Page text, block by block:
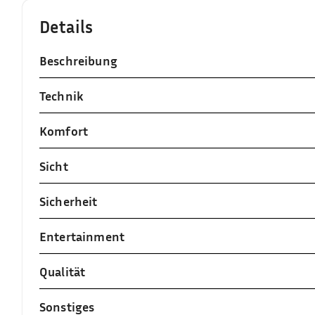
Details
Beschreibung
Technik
Komfort
Sicht
Sicherheit
Entertainment
Qualität
Sonstiges